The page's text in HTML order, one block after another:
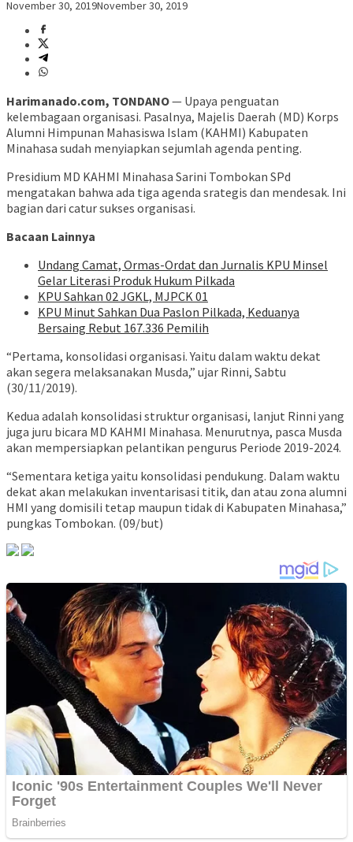
November 30, 2019November 30, 2019
Harimanado.com, TONDANO— Upaya penguatan
kelembagaan organisasi. Pasalnya, Majelis Daerah (MD) Korps
Alumni Himpunan Mahasiswa Islam (KAHMI) Kabupaten
Minahasa sudah menyiapkan sejumlah agenda penting.
Presidium MD KAHMI Minahasa Sarini Tombokan SPd
mengatakan bahwa ada tiga agenda srategis dan mendesak. Ini
bagian dari catur sukses organisasi.
Bacaan Lainnya
Undang Camat, Ormas-Ordat dan Jurnalis KPU Minsel
Gelar Literasi Produk Hukum Pilkada
KPU Sahkan 02 JGKL, MJPCK 01
KPU Minut Sahkan Dua Paslon Pilkada, Keduanya
Bersaing Rebut 167.336 Pemilih
“Pertama, konsolidasi organisasi. Yaitu dalam waktu dekat
akan segera melaksanakan Musda,” ujar Rinni, Sabtu
(30/11/2019).
Kedua adalah konsolidasi struktur organisasi, lanjut Rinni yang
juga juru bicara MD KAHMI Minahasa. Menurutnya, pasca Musda
akan mempersiapkan pelantikan pengurus Periode 2019-2024.
“Sementara ketiga yaitu konsolidasi pendukung. Dalam waktu
dekat akan melakukan inventarisasi titik, dan atau zona alumni
HMI yang domisili tetap maupun tidak di Kabupaten Minahasa,”
pungkas Tombokan. (09/but)